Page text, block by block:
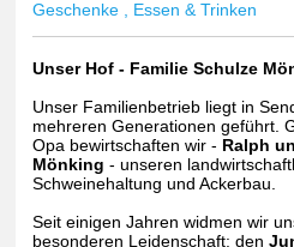
Geschenke , Essen & Trinken
Unser Hof - Familie Schulze
Unser Familienbetrieb liegt in
mehreren Generationen geführt.
Opa bewirtschaften wir - Ralph
Mönking - unseren
Schweinehaltung und Ackerbau.
Seit einigen Jahren widmen wir
besonderen Leidenschaft: den